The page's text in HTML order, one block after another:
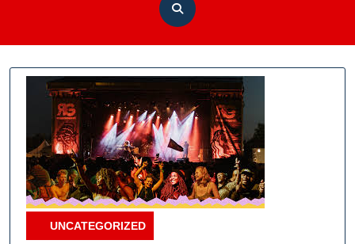
UNCATEGORIZED